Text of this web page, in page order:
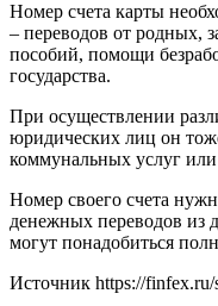
Номер счета карты
– переводов от родных,
пособий, помощи
государства.
При осуществлении
юридических лиц он
коммунальных услуг
Номер своего счета
денежных переводов из
могут понадобиться
Источник https://